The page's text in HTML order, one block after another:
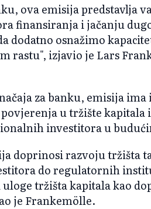
ova emisija predstavlja
finansiranja i jačanju
dodatno osnažimo
rastu", izjavio je Lars
za banku, emisija
u tržište kapitala
investitora u
doprinosi razvoju tržišta
do regulatornih
uloge tržišta kapitala kao
je Frankemölle.